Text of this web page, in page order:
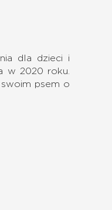
dla dzieci i
w 2020 roku.
psem o